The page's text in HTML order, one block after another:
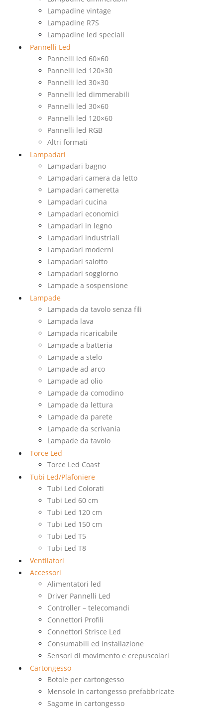
Lampadine vintage
Lampadine R7S
Lampadine led speciali
Pannelli Led
Pannelli led 60×60
Pannelli led 120×30
Pannelli led 30×30
Pannelli led dimmerabili
Pannelli led 30×60
Pannelli led 120×60
Pannelli led RGB
Altri formati
Lampadari
Lampadari bagno
Lampadari camera da letto
Lampadari cameretta
Lampadari cucina
Lampadari economici
Lampadari in legno
Lampadari industriali
Lampadari moderni
Lampadari salotto
Lampadari soggiorno
Lampade a sospensione
Lampade
Lampada da tavolo senza fili
Lampada lava
Lampada ricaricabile
Lampade a batteria
Lampade a stelo
Lampade ad arco
Lampade ad olio
Lampade da comodino
Lampade da lettura
Lampade da parete
Lampade da scrivania
Lampade da tavolo
Torce Led
Torce Led Coast
Tubi Led/Plafoniere
Tubi Led Colorati
Tubi Led 60 cm
Tubi Led 120 cm
Tubi Led 150 cm
Tubi Led T5
Tubi Led T8
Ventilatori
Accessori
Alimentatori led
Driver Pannelli Led
Controller – telecomandi
Connettori Profili
Connettori Strisce Led
Consumabili ed installazione
Sensori di movimento e crepuscolari
Cartongesso
Botole per cartongesso
Mensole in cartongesso prefabbricate
Sagome in cartongesso